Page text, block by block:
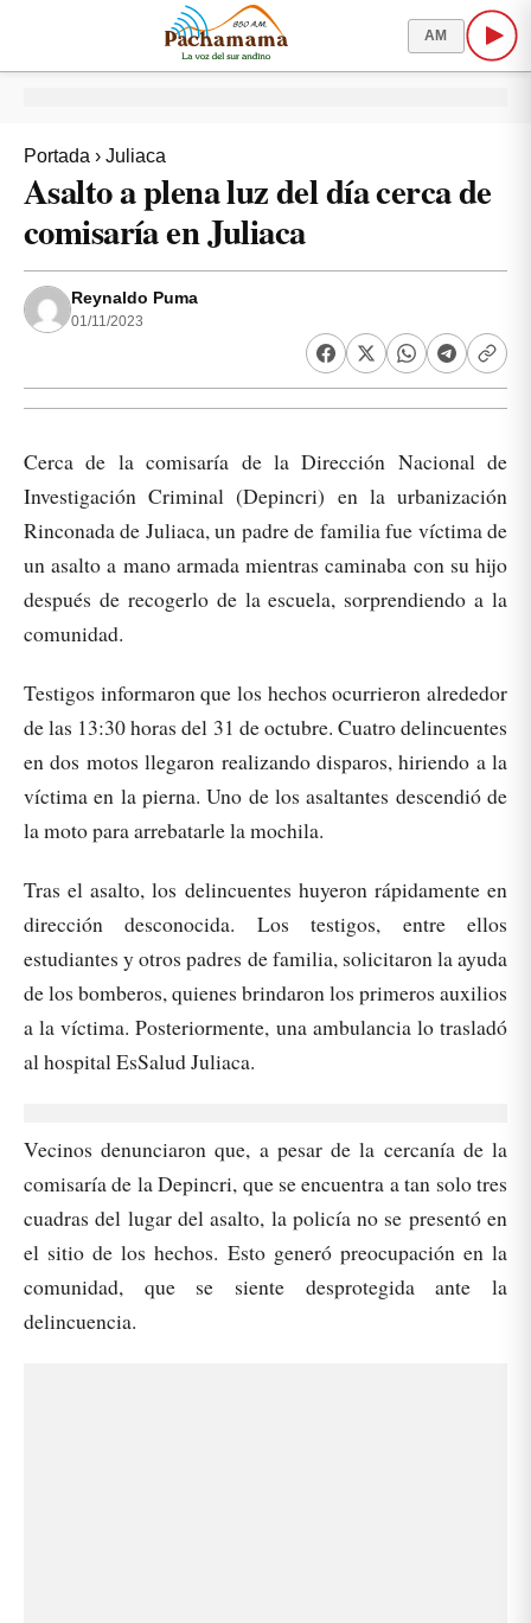
AM
Portada › Juliaca
Asalto a plena luz del día cerca de
comisaría en Juliaca
Reynaldo Puma
01/11/2023
Cerca de la comisaría de la Dirección Nacional de
Investigación Criminal (Depincri) en la urbanización
Rinconada de Juliaca, un padre de familia fue víctima de
un asalto a mano armada mientras caminaba con su hijo
después de recogerlo de la escuela, sorprendiendo a la
comunidad.
Testigos informaron que los hechos ocurrieron alrededor
de las 13:30 horas del 31 de octubre. Cuatro delincuentes
en dos motos llegaron realizando disparos, hiriendo a la
víctima en la pierna. Uno de los asaltantes descendió de
la moto para arrebatarle la mochila.
Tras el asalto, los delincuentes huyeron rápidamente en
dirección desconocida. Los testigos, entre ellos
estudiantes y otros padres de familia, solicitaron la ayuda
de los bomberos, quienes brindaron los primeros auxilios
a la víctima. Posteriormente, una ambulancia lo trasladó
al hospital EsSalud Juliaca.
Vecinos denunciaron que, a pesar de la cercanía de la
comisaría de la Depincri, que se encuentra a tan solo tres
cuadras del lugar del asalto, la policía no se presentó en
el sitio de los hechos. Esto generó preocupación en la
comunidad, que se siente desprotegida ante la
delincuencia.